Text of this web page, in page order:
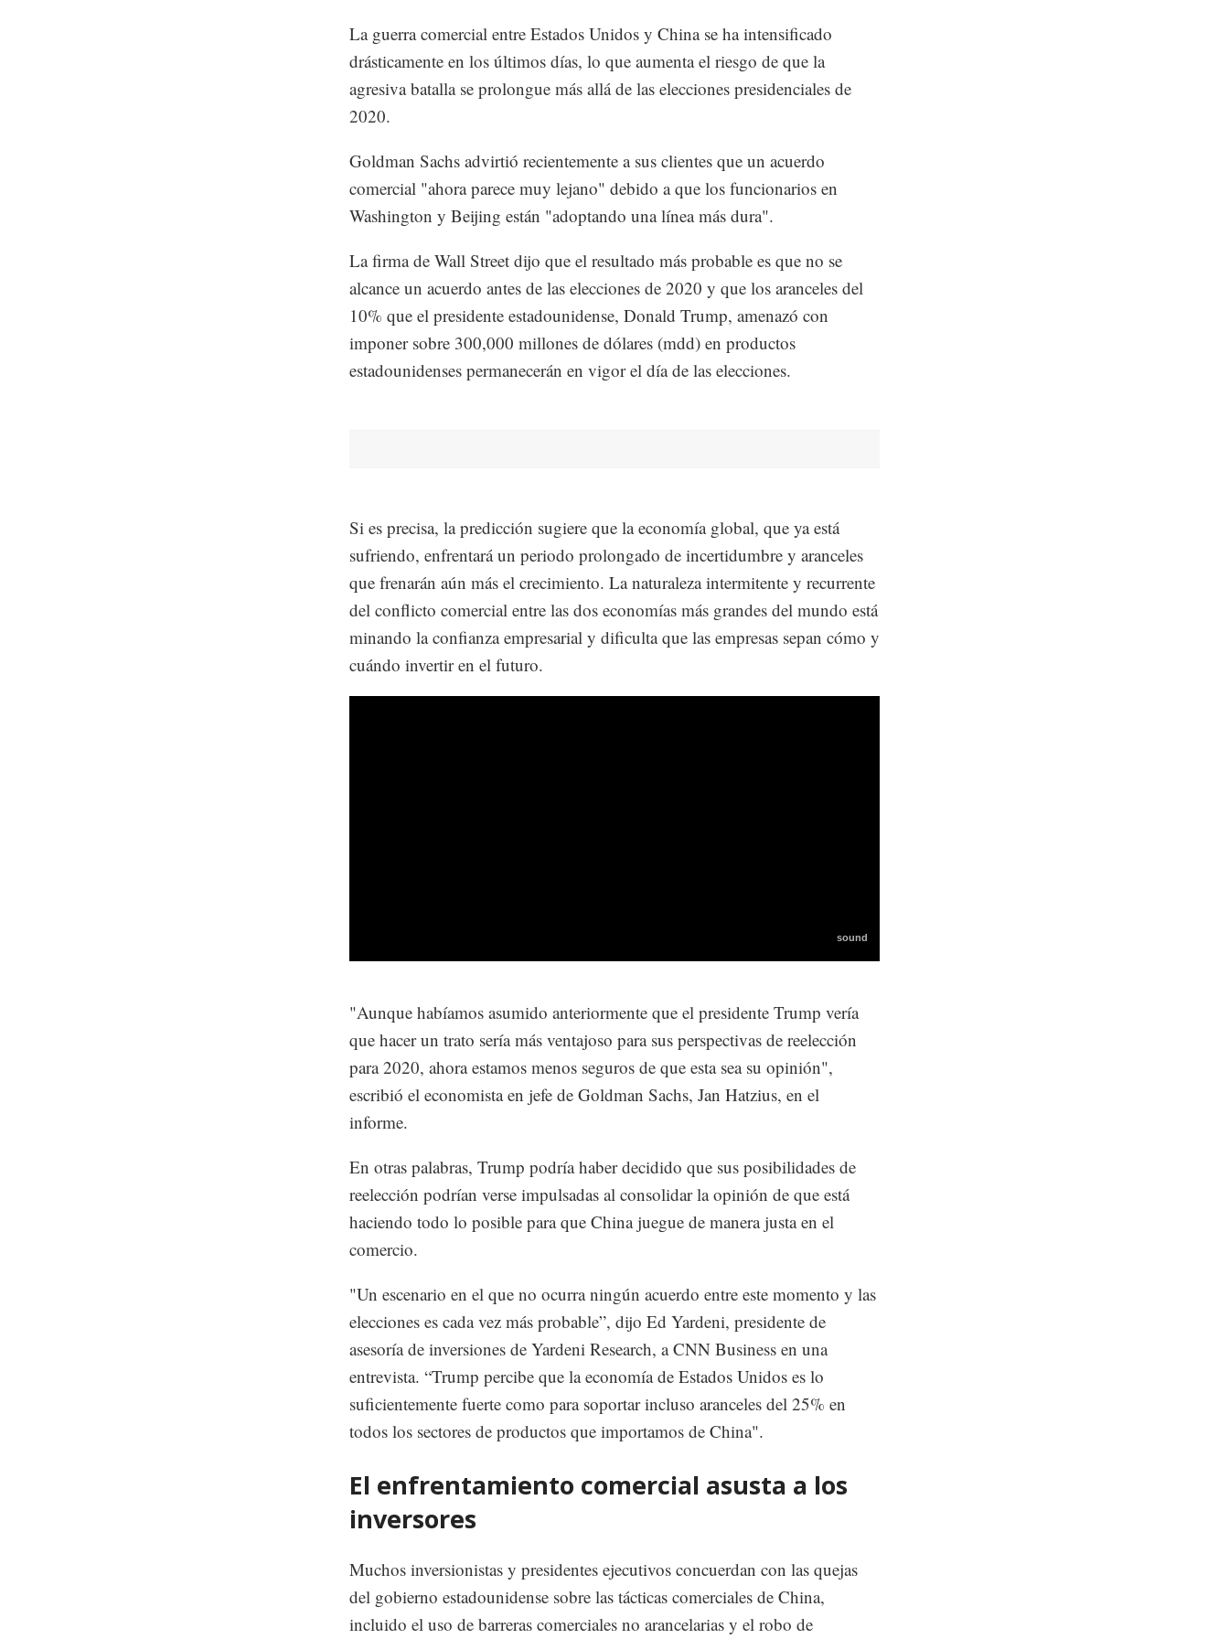
La guerra comercial entre Estados Unidos y China se ha intensificado
drásticamente en los últimos días, lo que aumenta el riesgo de que la
agresiva batalla se prolongue más allá de las elecciones presidenciales de
2020.
Goldman Sachs advirtió recientemente a sus clientes que un acuerdo
comercial "ahora parece muy lejano" debido a que los funcionarios en
Washington y Beijing están "adoptando una línea más dura".
La firma de Wall Street dijo que el resultado más probable es que no se
alcance un acuerdo antes de las elecciones de 2020 y que los aranceles del
10% que el presidente estadounidense, Donald Trump, amenazó con
imponer sobre 300,000 millones de dólares (mdd) en productos
estadounidenses permanecerán en vigor el día de las elecciones.
Si es precisa, la predicción sugiere que la economía global, que ya está
sufriendo, enfrentará un periodo prolongado de incertidumbre y aranceles
que frenarán aún más el crecimiento. La naturaleza intermitente y recurrente
del conflicto comercial entre las dos economías más grandes del mundo está
minando la confianza empresarial y dificulta que las empresas sepan cómo y
cuándo invertir en el futuro.
"Aunque habíamos asumido anteriormente que el presidente Trump vería
que hacer un trato sería más ventajoso para sus perspectivas de reelección
para 2020, ahora estamos menos seguros de que esta sea su opinión",
escribió el economista en jefe de Goldman Sachs, Jan Hatzius, en el
informe.
En otras palabras, Trump podría haber decidido que sus posibilidades de
reelección podrían verse impulsadas al consolidar la opinión de que está
haciendo todo lo posible para que China juegue de manera justa en el
comercio.
"Un escenario en el que no ocurra ningún acuerdo entre este momento y las
elecciones es cada vez más probable”, dijo Ed Yardeni, presidente de
asesoría de inversiones de Yardeni Research, a CNN Business en una
entrevista. “Trump percibe que la economía de Estados Unidos es lo
suficientemente fuerte como para soportar incluso aranceles del 25% en
todos los sectores de productos que importamos de China".
El enfrentamiento comercial asusta a los
inversores
Muchos inversionistas y presidentes ejecutivos concuerdan con las quejas
del gobierno estadounidense sobre las tácticas comerciales de China,
incluido el uso de barreras comerciales no arancelarias y el robo de